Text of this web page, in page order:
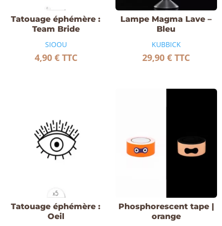
Tatouage éphémère :
Team Bride
SIOOU
4,90 € TTC
Lampe Magma Lave –
Bleu
KUBBICK
29,90€ TTC
Tatouage éphémère :
Oeil
Phosphorescent tape |
orange